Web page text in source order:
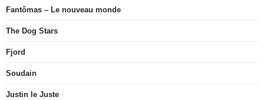
Fantômas – Le nouveau monde
The Dog Stars
Fjord
Soudain
Justin le Juste